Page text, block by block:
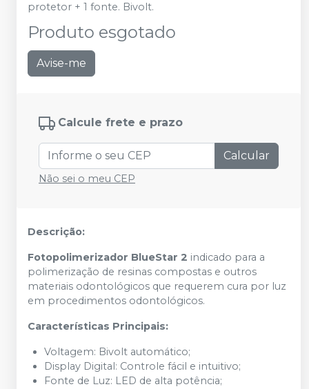
protetor + 1 fonte. Bivolt.
Produto esgotado
Avise-me
Calcule frete e prazo
Calcular
Não sei o meu CEP
Descrição:
Fotopolimerizador BlueStar 2 indicado para a
polimerização de resinas compostas e outros
materiais odontológicos que requerem cura por luz
em procedimentos odontológicos.
Características Principais:
Voltagem: Bivolt automático;
Display Digital: Controle fácil e intuitivo;
Fonte de Luz: LED de alta potência;